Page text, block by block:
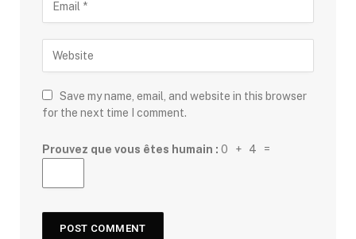
Save my name, email, and website in this browser
for the next time I comment.
Prouvez que vous êtes humain : 0 + 4 =